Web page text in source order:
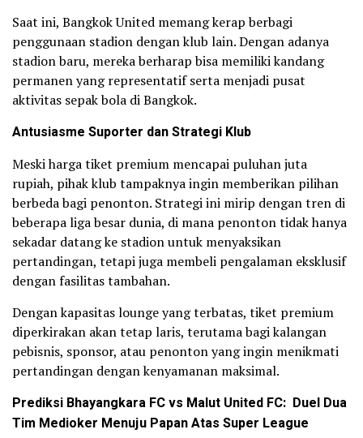
Saat ini, Bangkok United memang kerap berbagi
penggunaan stadion dengan klub lain. Dengan adanya
stadion baru, mereka berharap bisa memiliki kandang
permanen yang representatif serta menjadi pusat
aktivitas sepak bola di Bangkok.
Antusiasme Suporter dan Strategi Klub
Meski harga tiket premium mencapai puluhan juta
rupiah, pihak klub tampaknya ingin memberikan pilihan
berbeda bagi penonton. Strategi ini mirip dengan tren di
beberapa liga besar dunia, di mana penonton tidak hanya
sekadar datang ke stadion untuk menyaksikan
pertandingan, tetapi juga membeli pengalaman eksklusif
dengan fasilitas tambahan.
Dengan kapasitas lounge yang terbatas, tiket premium
diperkirakan akan tetap laris, terutama bagi kalangan
pebisnis, sponsor, atau penonton yang ingin menikmati
pertandingan dengan kenyamanan maksimal.
Prediksi Bhayangkara FC vs Malut United FC: Duel Dua
Tim Medioker Menuju Papan Atas Super League